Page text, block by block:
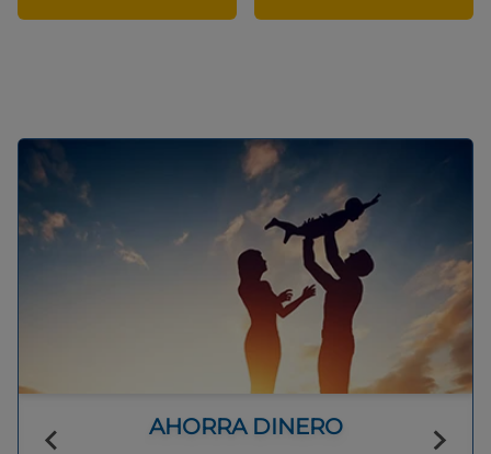
AHORRA DINERO